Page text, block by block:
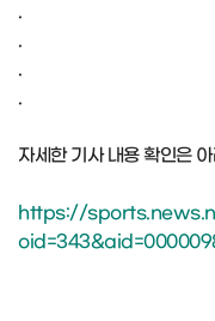
.
.
.
.
자세한 기사 내용 확인은
https://